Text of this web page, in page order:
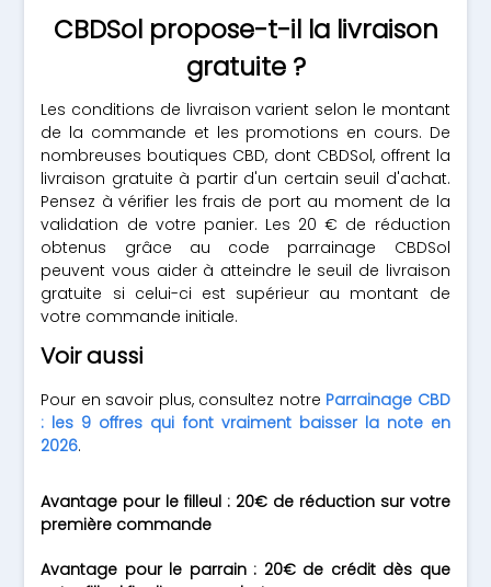
CBDSol propose-t-il la livraison
gratuite ?
Les conditions de livraison varient selon le montant
de la commande et les promotions en cours. De
nombreuses boutiques CBD, dont CBDSol, offrent la
livraison gratuite à partir d'un certain seuil d'achat.
Pensez à vérifier les frais de port au moment de la
validation de votre panier. Les 20 € de réduction
obtenus grâce au code parrainage CBDSol
peuvent vous aider à atteindre le seuil de livraison
gratuite si celui-ci est supérieur au montant de
votre commande initiale.
Voir aussi
Pour en savoir plus, consultez notre Parrainage CBD
: les 9 offres qui font vraiment baisser la note en
2026.
Avantage pour le filleul : 20€ de réduction sur votre
première commande
Avantage pour le parrain : 20€ de crédit dès que